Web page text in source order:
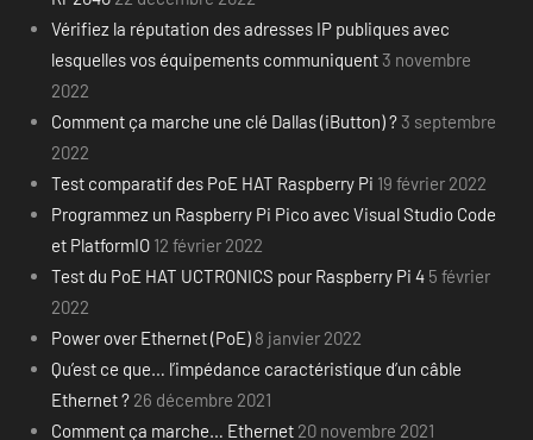
Vérifiez la réputation des adresses IP publiques avec
lesquelles vos équipements communiquent 3 novembre
2022
Comment ça marche une clé Dallas (iButton) ? 3 septembre
2022
Test comparatif des PoE HAT Raspberry Pi 19 février 2022
Programmez un Raspberry Pi Pico avec Visual Studio Code
et PlatformIO 12 février 2022
Test du PoE HAT UCTRONICS pour Raspberry Pi 4 5 février
2022
Power over Ethernet (PoE) 8 janvier 2022
Qu’est ce que… l’impédance caractéristique d’un câble
Ethernet ? 26 décembre 2021
Comment ça marche… Ethernet 20 novembre 2021